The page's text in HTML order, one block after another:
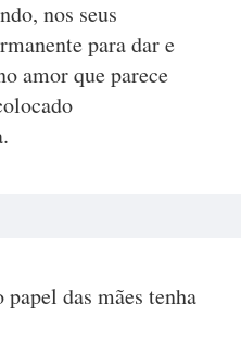
nos seus
para dar e
amor que parece
das mães tenha